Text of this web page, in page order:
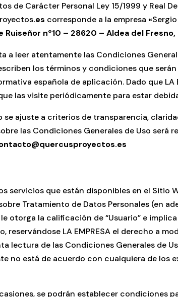
de Carácter Personal Ley 15/1999 y Real
.es corresponde a la empresa«
Ruiseñor nº10 – 28620 – Aldea del Fresno,
a leer atentamente las Condiciones
los términos y condiciones que
española de aplicación. Dado que LA
las visite periódicamente para estar
ajuste a criterios de transparencia,
las Condiciones Generales de Uso será
servicios que están disponibles en el Sitio
Tratamiento de Datos Personales (en
otorga la calificación de “Usuario” e
reservándose LA EMPRESA el derecho a
lectura de las Condiciones Generales de
no está de acuerdo con cualquiera de los
se podrán establecer condiciones